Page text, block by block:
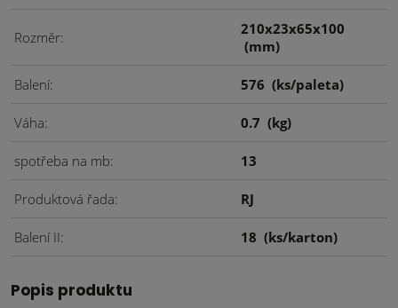
Rozměr
210x23x65x100
(mm)
Balení 576 (ks/paleta)
Váha 0.7 (kg)
spotřeba na mb 13
Produktová řada RJ
Balení II 18 (ks/karton)
Popis produktu